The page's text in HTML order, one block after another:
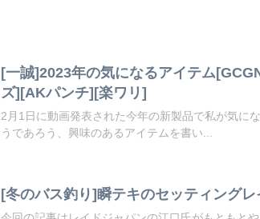
[一誠]2023年の気になるアイテム
ズ][AKパンチ][楽ワリ]
2月1日に動画発表された今年の新製品で私が気に
うであろう、興味のあるアイテムを書い...
[冬のバス釣り]瞬テキのセッティング